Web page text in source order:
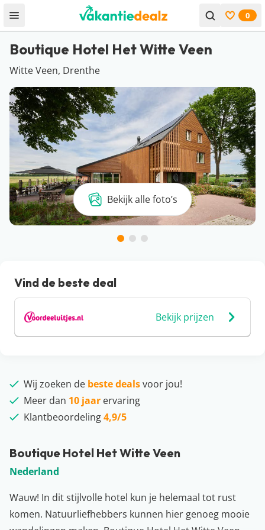
Open menu Bekijk
0
Boutique Hotel Het Witte Veen
Witte Veen, Drenthe
Bekijk alle foto’s
Boutique Hotel Het Witte Veen
Nederland
Wauw! In dit stijlvolle hotel kun je helemaal tot rust
komen. Natuurliefhebbers kunnen hier genoeg mooie
Vind de beste deal
Bekijk prijzen
Wij zoeken de beste dealsvoor jou!
Meer dan 10 jaar ervaring
Klantbeoordeling4,9/5